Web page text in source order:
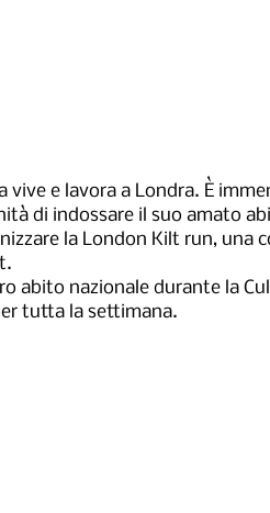
e lavora a Londra. È
di indossare il suo amato
la London Kilt run, una
abito nazionale durante la
tutta la settimana.